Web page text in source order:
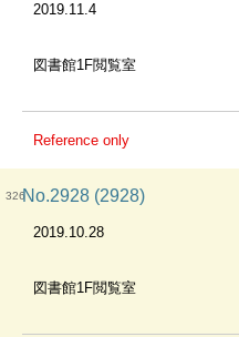
2019.11.4
図書館1F閲覧室
Reference only
326No.2928 (2928)
2019.10.28
図書館1F閲覧室